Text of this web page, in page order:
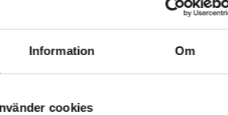
Information Om
cookies
grundkänsla ges genom två
originalstil som präglas